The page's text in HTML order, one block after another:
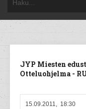
JYP Miesten
Otteluohjelma -
15.09.2011, 18:30